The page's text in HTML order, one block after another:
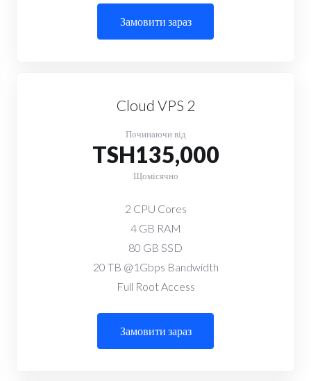
Замовити зараз
Cloud VPS 2
Починаючи від
TSH135,000
Щомісячно
2 CPU Cores
4 GB RAM
80 GB SSD
20 TB @1Gbps Bandwidth
Full Root Access
Замовити зараз